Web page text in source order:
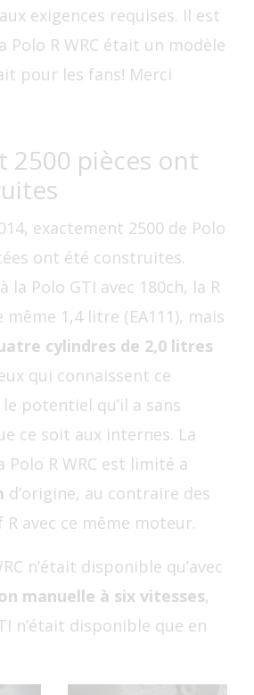
exigences requises. Il est
Polo R WRC était un modèle
pour les fans! Merci
2500 pièces ont
exactement 2500 de Polo
ont été construites.
la Polo GTI avec 180ch, la R
même 1,4 litre (EA111), mais
cylindres de 2,0 litres
qui connaissent ce
potentiel qu’il a sans
ce soit aux internes. La
Polo R WRC est limité a
d’origine, au contraire des
R avec ce même moteur.
n’était disponible qu’avec
manuelle à six vitesses,
n’était disponible que en